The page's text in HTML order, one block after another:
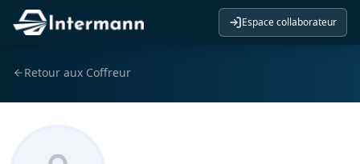
Espace collaborateur
Retour aux Coffreur